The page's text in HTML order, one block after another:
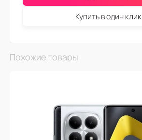
Купить в один клик
Похожие товары